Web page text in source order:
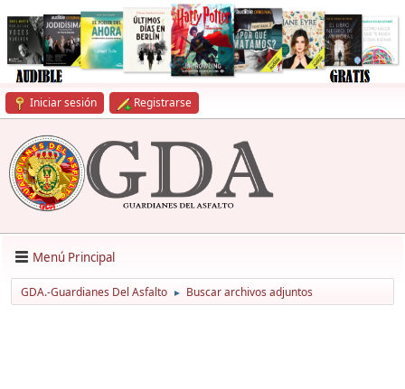
Iniciar sesión Registrarse
Menú Principal
GDA.-Guardianes Del Asfalto ► Buscar archivos adjuntos